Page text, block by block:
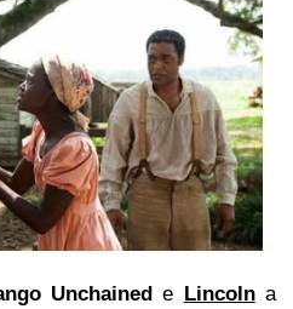
Unchainede Lincolna